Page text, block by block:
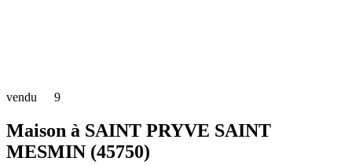
vendu 9
Maison à SAINT PRYVE SAINT
MESMIN (45750)